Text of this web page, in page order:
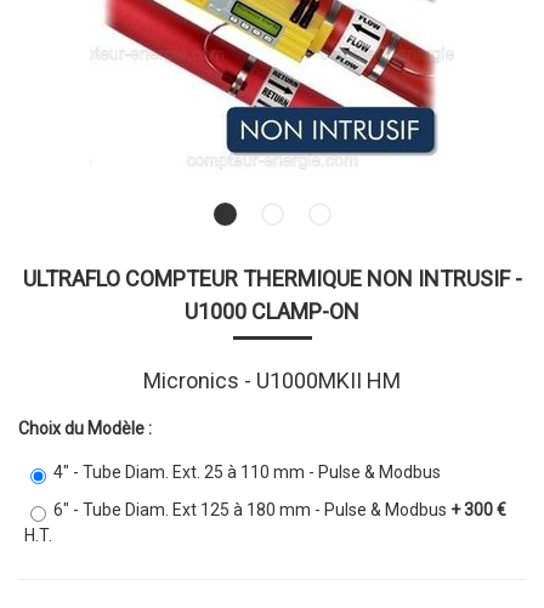
ULTRAFLO COMPTEUR THERMIQUE NON INTRUSIF -
U1000 CLAMP-ON
Micronics - U1000MKII HM
Choix du Modèle :
4" - Tube Diam. Ext. 25 à 110 mm - Pulse & Modbus
6" - Tube Diam. Ext 125 à 180 mm - Pulse & Modbus + 300 €
H.T.